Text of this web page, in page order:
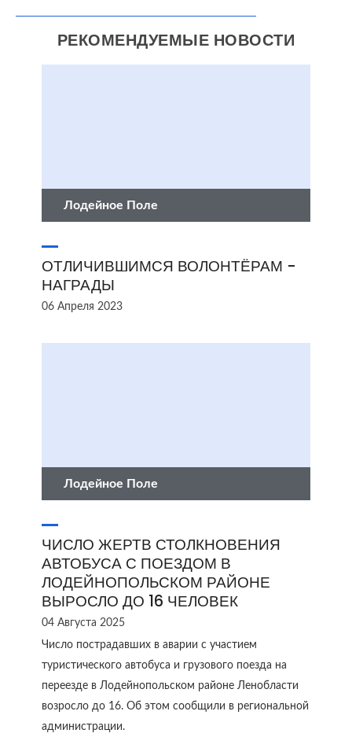
РЕКОМЕНДУЕМЫЕ НОВОСТИ
Лодейное Поле
ОТЛИЧИВШИМСЯ ВОЛОНТЁРАМ -
НАГРАДЫ
06 Апреля 2023
Лодейное Поле
ЧИСЛО ЖЕРТВ СТОЛКНОВЕНИЯ
АВТОБУСА С ПОЕЗДОМ В
ЛОДЕЙНОПОЛЬСКОМ РАЙОНЕ
ВЫРОСЛО ДО 16 ЧЕЛОВЕК
04 Августа 2025
Число пострадавших в аварии с участием
туристического автобуса и грузового поезда на
переезде в Лодейнопольском районе Ленобласти
возросло до 16. Об этом сообщили в региональной
администрации.